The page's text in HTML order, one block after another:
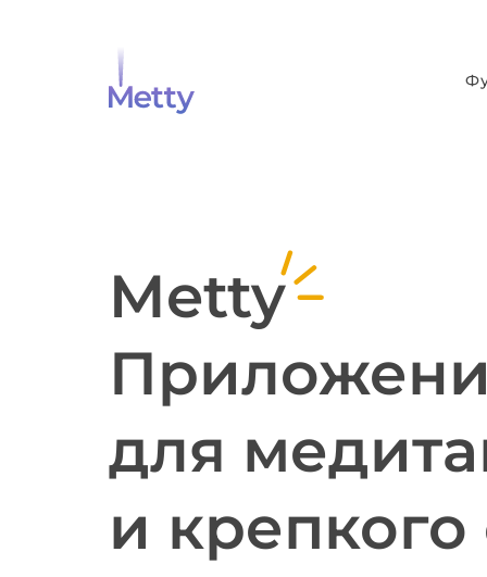
Metty
для
и крепкого